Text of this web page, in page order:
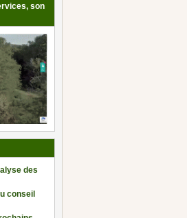
son
des
conseil